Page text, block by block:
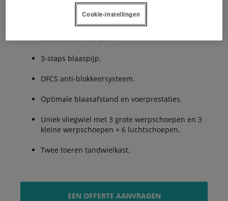
3 en 6m³ inhoud.
Blaasafstand tot 25m.
3-staps blaaspijp.
DFCS anti-blokkeersysteem.
Optimale blaasafstand en voerprestaties.
Uniek vliegwiel met 3 grote werpschoepen en 3
kleine werpschoepen + 6 luchtschoepen.
Twee toeren tandwielkast.
EEN OFFERTE AANVRAGEN
Cookie-instellingen